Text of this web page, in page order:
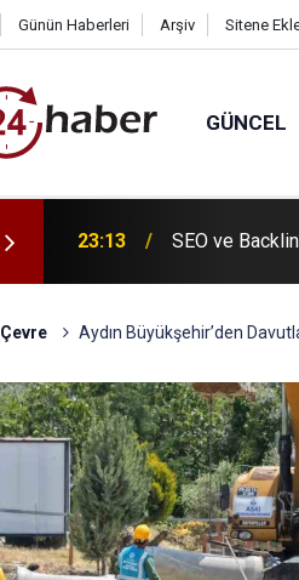
Günün Haberleri Arşiv Sitene
GÜNCEL
23:13 SEO ve
Çevre Aydın Büyükşehir’den